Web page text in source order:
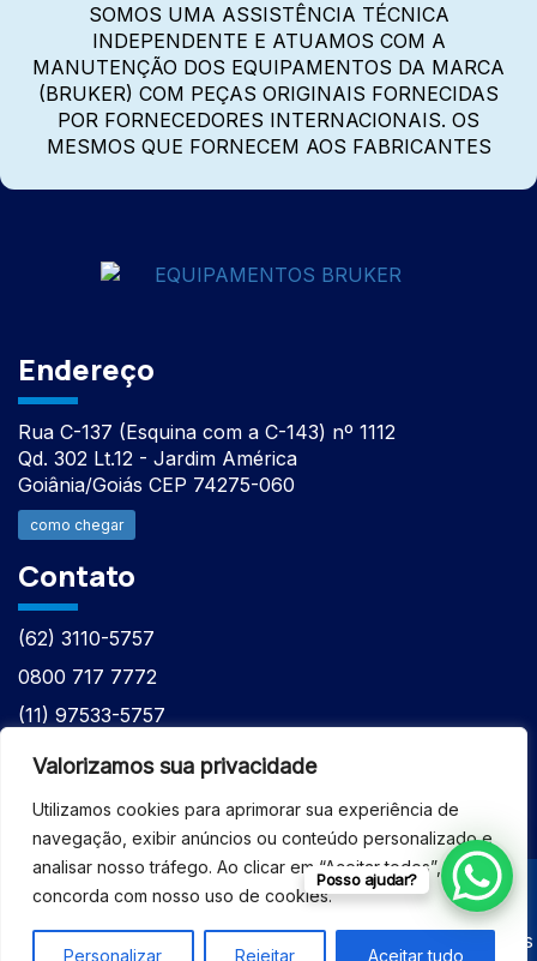
Valorizamos sua privacidade
Utilizamos cookies para aprimorar sua experiência de
navegação, exibir anúncios ou conteúdo personalizado e
analisar nosso tráfego. Ao clicar em “Aceitar todos”, você
concorda com nosso uso de cookies.
Personalizar Rejeitar Aceitar tudo
SOMOS UMA ASSISTÊNCIA TÉCNICA
INDEPENDENTE E ATUAMOS COM A
MANUTENÇÃO DOS EQUIPAMENTOS DA MARCA
(BRUKER) COM PEÇAS ORIGINAIS FORNECIDAS
POR FORNECEDORES INTERNACIONAIS. OS
MESMOS QUE FORNECEM AOS FABRICANTES
Endereço
Rua C-137 (Esquina com a C-143) nº 1112
Qd. 302 Lt.12 - Jardim América
Goiânia/Goiás CEP 74275-060
como chegar
Contato
(62) 3110-5757
0800 717 7772
(11) 97533-5757
(62) 98610-7777
© 2026 - ASSISTÊNCIA TÉCNICA ESPECIALIZADA
EQUIPAMENTOS BRUKER - Todos os direitos reservados
Posso ajudar?